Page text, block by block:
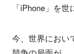
「iPhone」を世
今、世界におい